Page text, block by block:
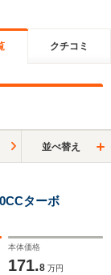
クチコミ
並べ替え
ターボ
本体価格
171.8 万円